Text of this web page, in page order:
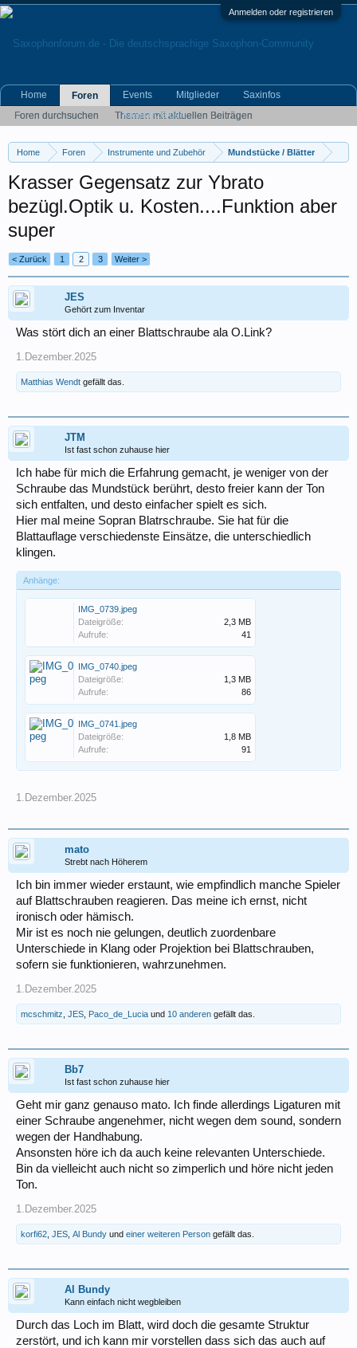
Anmelden oder registrieren
Home Foren Instrumente und Zubehör Mundstücke / Blätter
Krasser Gegensatz zur Ybrato
bezügl.Optik u. Kosten....Funktion aber
super
< Zurück 1 2 3 Weiter >
JES
Gehört zum Inventar
Was stört dich an einer Blattschraube ala O.Link?
1.Dezember.2025
Matthias Wendt gefällt das.
JTM
Ist fast schon zuhause hier
Ich habe für mich die Erfahrung gemacht, je weniger von der
Schraube das Mundstück berührt, desto freier kann der Ton
sich entfalten, und desto einfacher spielt es sich.
Hier mal meine Sopran Blatrschraube. Sie hat für die
Blattauflage verschiedenste Einsätze, die unterschiedlich
klingen.
Anhänge:
IMG_0739.jpeg
Dateigröße:
2,3 MB
Aufrufe:
41
IMG_0740.jpeg
Dateigröße:
1,3 MB
Aufrufe:
86
IMG_0741.jpeg
Dateigröße:
1,8 MB
Aufrufe:
91
1.Dezember.2025
mato
Strebt nach Höherem
Ich bin immer wieder erstaunt, wie empfindlich manche Spieler
auf Blattschrauben reagieren. Das meine ich ernst, nicht
ironisch oder hämisch.
Mir ist es noch nie gelungen, deutlich zuordenbare
Unterschiede in Klang oder Projektion bei Blattschrauben,
sofern sie funktionieren, wahrzunehmen.
1.Dezember.2025
mcschmitz JES Paco_de_Lucia und 10 anderen gefällt das.
Bb7
Ist fast schon zuhause hier
Geht mir ganz genauso mato. Ich finde allerdings Ligaturen mit
einer Schraube angenehmer, nicht wegen dem sound, sondern
wegen der Handhabung.
Ansonsten höre ich da auch keine relevanten Unterschiede.
Bin da vielleicht auch nicht so zimperlich und höre nicht jeden
Ton.
1.Dezember.2025
korfi62 JES Al Bundy und einer weiteren Person gefällt das.
Al Bundy
Kann einfach nicht wegbleiben
Durch das Loch im Blatt, wird doch die gesamte Struktur
zerstört, und ich kann mir vorstellen dass sich das auch auf
Home
Foren
Foren durchsuchen
Themen mit aktuellen Beiträgen
Events Mitglieder
Saxinfos
Kleinanzeigen